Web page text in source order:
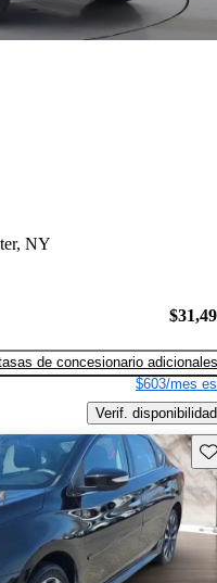
NY
de concesionario adicionales
$603/mes
Verif. disponibilidad